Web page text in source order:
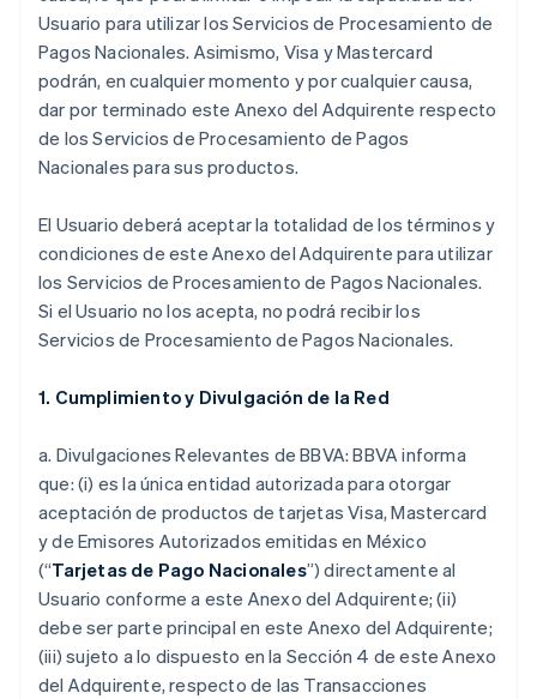
Usuario para utilizar los Servicios de Procesamiento de
Pagos Nacionales. Asimismo, Visa y Mastercard
podrán, en cualquier momento y por cualquier causa,
dar por terminado este Anexo del Adquirente respecto
de los Servicios de Procesamiento de Pagos
Nacionales para sus productos.
El Usuario deberá aceptar la totalidad de los términos y
condiciones de este Anexo del Adquirente para utilizar
los Servicios de Procesamiento de Pagos Nacionales.
Si el Usuario no los acepta, no podrá recibir los
Servicios de Procesamiento de Pagos Nacionales.
1. Cumplimiento y Divulgación de la Red
a. Divulgaciones Relevantes de BBVA: BBVA informa
que: (i) es la única entidad autorizada para otorgar
aceptación de productos de tarjetas Visa, Mastercard
y de Emisores Autorizados emitidas en México
(“Tarjetas de Pago Nacionales”) directamente al
Usuario conforme a este Anexo del Adquirente; (ii)
debe ser parte principal en este Anexo del Adquirente;
(iii) sujeto a lo dispuesto en la Sección 4 de este Anexo
del Adquirente, respecto de las Transacciones